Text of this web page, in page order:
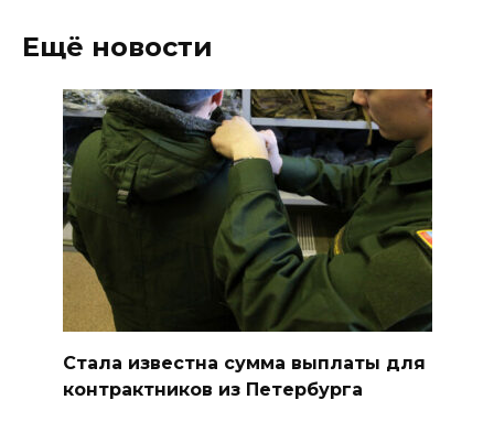
Ещё новости
Стала известна сумма выплаты для
контрактников из Петербурга